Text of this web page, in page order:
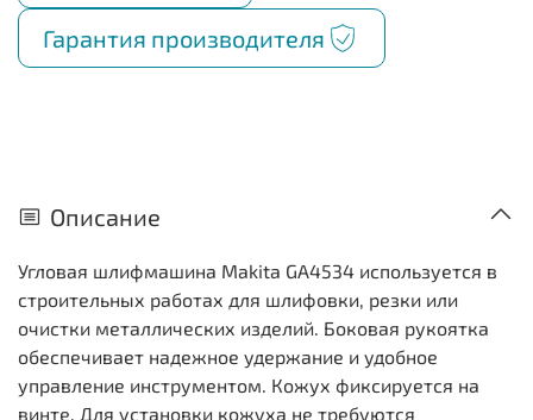
Гарантия производителя
Описание
Угловая шлифмашина Makita GA4534 используется в
строительных работах для шлифовки, резки или
очистки металлических изделий. Боковая рукоятка
обеспечивает надежное удержание и удобное
управление инструментом. Кожух фиксируется на
винте. Для установки кожуха не требуются